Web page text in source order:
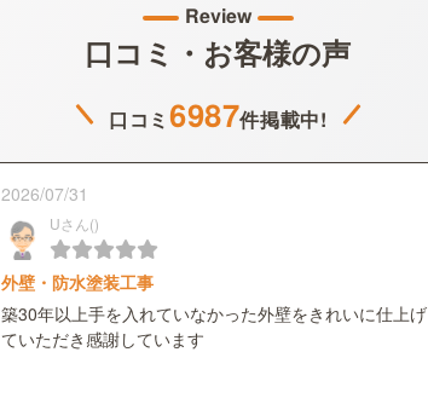
Review
口コミ・お客様の声
口コミ 6987件掲載中!
2026/07/31
Uさん()
外壁・防水塗装工事
築30年以上手を入れていなかった外壁をきれいに仕上げ
ていただき感謝しています